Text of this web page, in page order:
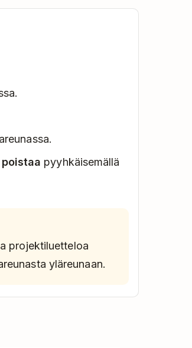
poistaa pyyhkäisemällä
projektiluetteloa
yläreunaan.